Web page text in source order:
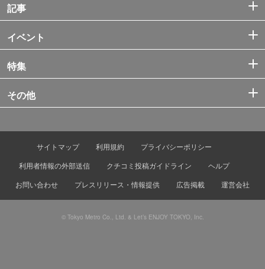
記事
イベント
特集
その他
サイトマップ 利用規約
プライバシーポリシー
利用者情報の外部送信
クチコミ投稿ガイドライン
ヘルプ
お問い合わせ
プレスリリース・情報提供 広告掲載 運営会社
© Tokyo Metro Co., Ltd. & Let’s ENJOY TOKYO, Inc.